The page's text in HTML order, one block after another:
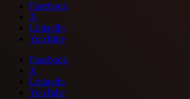
Facebook
X
LinkedIn
YouTube
Facebook
X
LinkedIn
YouTube